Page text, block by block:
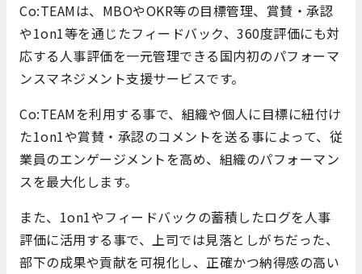
Co:TEAMは、MBOやOKR等の目標管理、賞賛・承認
や1on1等を通じたフィードバック、360度評価にも対
応する人事評価を一元管理できる国内初のパフォーマ
ンスマネジメント支援サービスです。
Co:TEAMを利用する事で、組織や個人に目標に紐付け
た1on1や賞賛・承認のコメントを送る事によって、従
業員のエンゲージメントを高め、組織のパフォーマン
スを最大化します。
また、1on1やフィードバックの蓄積したログを人事
評価に活用する事で、上司では見落としがちだった、
部下の成果や貢献を可視化し、正確かつ納得感の高い